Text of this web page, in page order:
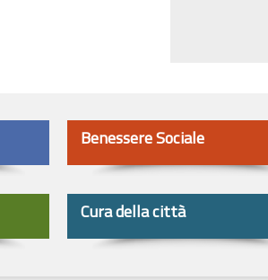
Benessere Sociale
Cura della città